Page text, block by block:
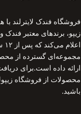
فروشگاه فندک لایترلند
زیپو، برندهای معتبر فندک
مجموعه‌ای گسترده از
ارائه داده است.برای
محصولات از فروشگاه
باشید.